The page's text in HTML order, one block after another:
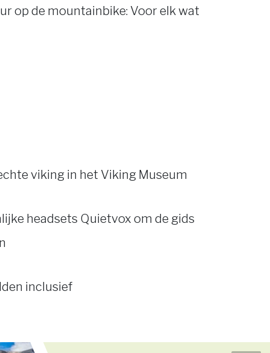
op de mountainbike: Voor elk wat
viking in het Viking Museum
headsets Quietvox om de gids
inclusief